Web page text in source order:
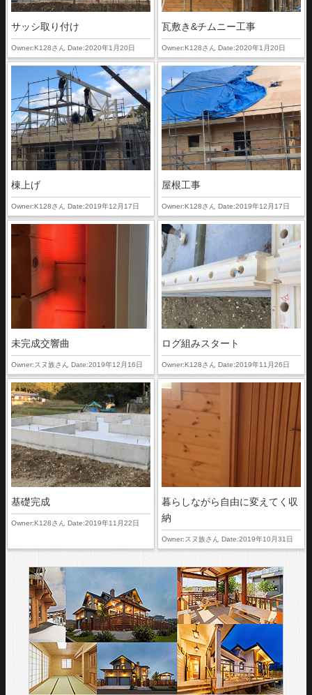
サッシ取り付け
Owner:K128さん Date:2020年1月20日
瓦敷き&チムニー工事
Owner:K128さん Date:2020年1月20日
棟上げ
Owner:K128さん Date:2019年12月17日
屋根工事
Owner:K128さん Date:2019年12月17日
未完成交響曲
Owner:スヌ族さん Date:2019年12月16日
ログ組みスタート
Owner:K128さん Date:2019年11月26日
基礎完成
Owner:K128さん Date:2019年11月22日
暮らしながら自由に変えてく収
納
Owner:スヌ族さん Date:2019年10月31日